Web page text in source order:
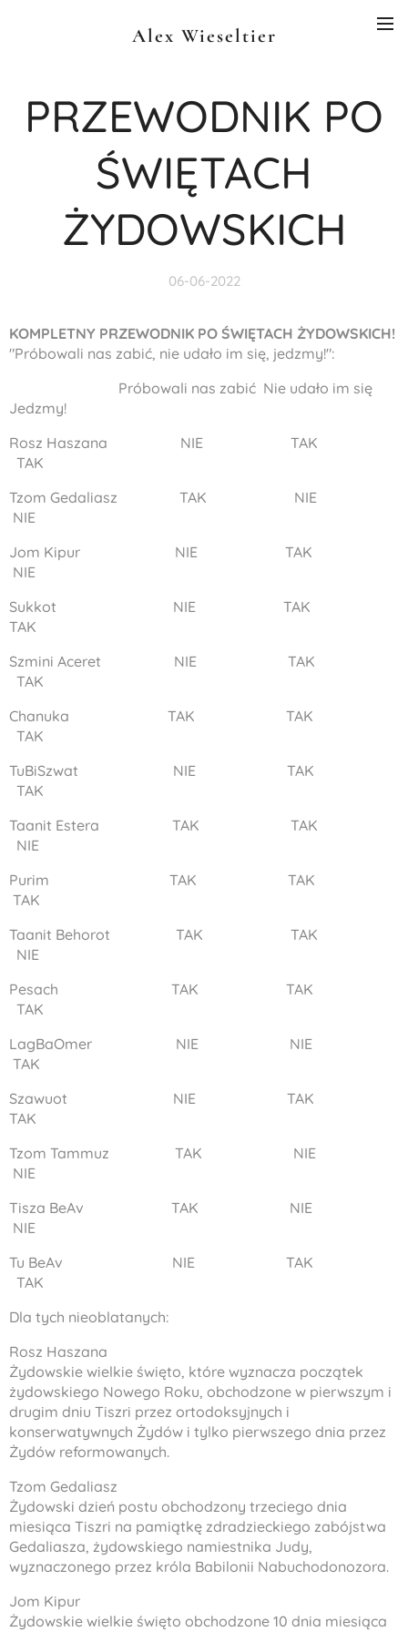
Alex Wieseltier
PRZEWODNIK PO
ŚWIĘTACH
ŻYDOWSKICH
06-06-2022
KOMPLETNY PRZEWODNIK PO ŚWIĘTACH ŻYDOWSKICH!
"Próbowali nas zabić, nie udało im się, jedzmy!":
Próbowali nas zabić Nie udało im się
Jedzmy!
Rosz Haszana NIE TAK
TAK
Tzom Gedaliasz TAK NIE
NIE
Jom Kipur NIE TAK
NIE
Sukkot NIE TAK
TAK
Szmini Aceret NIE TAK
TAK
Chanuka TAK TAK
TAK
TuBiSzwat NIE TAK
TAK
Taanit Estera TAK TAK
NIE
Purim TAK TAK
TAK
Taanit Behorot TAK TAK
NIE
Pesach TAK TAK
TAK
LagBaOmer NIE NIE
TAK
Szawuot NIE TAK
TAK
Tzom Tammuz TAK NIE
NIE
Tisza BeAv TAK NIE
NIE
Tu BeAv NIE TAK
TAK
Dla tych nieoblatanych:
Rosz Haszana
Żydowskie wielkie święto, które wyznacza początek
żydowskiego Nowego Roku, obchodzone w pierwszym i
drugim dniu Tiszri przez ortodoksyjnych i
konserwatywnych Żydów i tylko pierwszego dnia przez
Żydów reformowanych.
Tzom Gedaliasz
Żydowski dzień postu obchodzony trzeciego dnia
miesiąca Tiszri na pamiątkę zdradzieckiego zabójstwa
Gedaliasza, żydowskiego namiestnika Judy,
wyznaczonego przez króla Babilonii Nabuchodonozora.
Jom Kipur
Żydowskie wielkie święto obchodzone 10 dnia miesiąca